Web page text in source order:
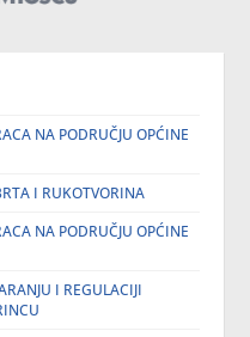
NA PODRUČJU OPĆINE
I RUKOTVORINA
NA PODRUČJU OPĆINE
I REGULACIJI